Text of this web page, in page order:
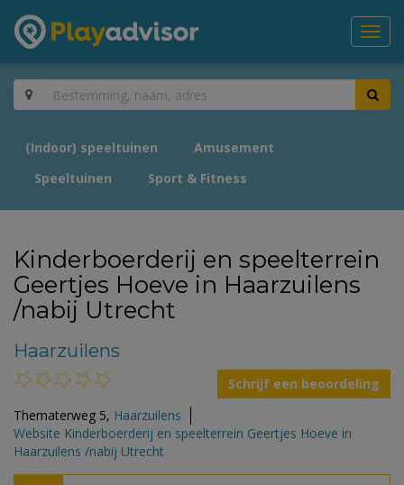
(Indoor) speeltuinen
Amusement
Speeltuinen
Sport & Fitness
Kinderboerderij en speelterrein
Geertjes Hoeve in Haarzuilens
/nabij Utrecht
Haarzuilens
Schrijf een beoordeling
Thematerweg 5, Haarzuilens
Website Kinderboerderij en speelterrein Geertjes Hoeve in
Haarzuilens /nabij Utrecht